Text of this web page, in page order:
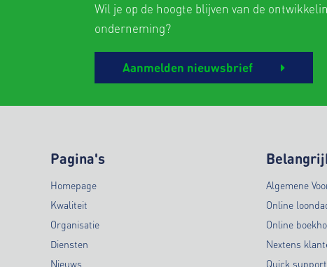
Wil je op de hoogte blijven van de
onderneming?
Aanmelden nieuwsbrief
Pagina's
Homepage
Kwaliteit
Organisatie
Diensten
Nieuws
Algemene
Online
Online
Nextens
Quick support